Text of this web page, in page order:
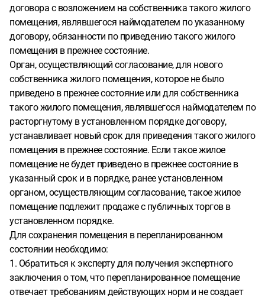
договора с возложением на собственника такого жилого
помещения, являвшегося наймодателем по указанному
договору, обязанности по приведению такого жилого
помещения в прежнее состояние.
Орган, осуществляющий согласование, для нового
собственника жилого помещения, которое не было
приведено в прежнее состояние или для собственника
такого жилого помещения, являвшегося наймодателем по
расторгнутому в установленном порядке договору,
устанавливает новый срок для приведения такого жилого
помещения в прежнее состояние. Если такое жилое
помещение не будет приведено в прежнее состояние в
указанный срок и в порядке, ранее установленном
органом, осуществляющим согласование, такое жилое
помещение подлежит продаже с публичных торгов в
установленном порядке.
Для сохранения помещения в перепланированном
состоянии необходимо:
1. Обратиться к эксперту для получения экспертного
заключения о том, что перепланированное помещение
отвечает требованиям действующих норм и не создает